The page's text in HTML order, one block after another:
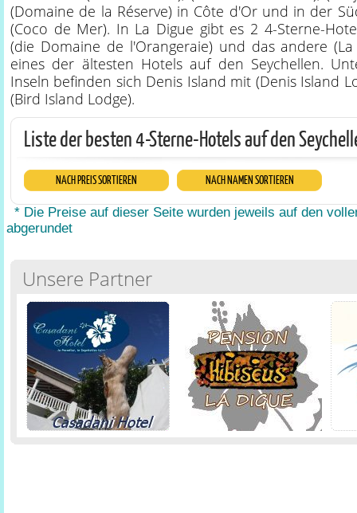
(Domaine de la Réserve) in Côte d'Or und in der
(Coco de Mer). In La Digue gibt es 2 4-Sterne-
(die Domaine de l'Orangeraie) und das andere
eines der ältesten Hotels auf den Seychellen.
Inseln befinden sich Denis Island mit (Denis Island
(Bird Island Lodge).
Liste der besten 4-Sterne-Hotels auf den
NACH PREIS SORTIEREN NACH NAMEN SORTIEREN
* Die Preise auf dieser Seite wurden jeweils auf den
abgerundet
Unsere Partner